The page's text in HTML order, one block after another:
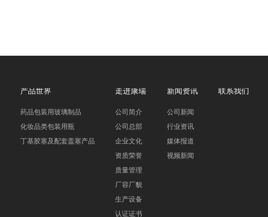
产品世界
药品包装用玻璃制品
化妆品类包装用瓶
丁基胶塞及配套盖塞产品
走进康瑞
公司简介
公司总部
企业文化
资质荣誉
质量管理
厂容厂貌
生产设备
认证证书
新闻资讯
公司新闻
行业资讯
媒体报道
视频新闻
联系我们